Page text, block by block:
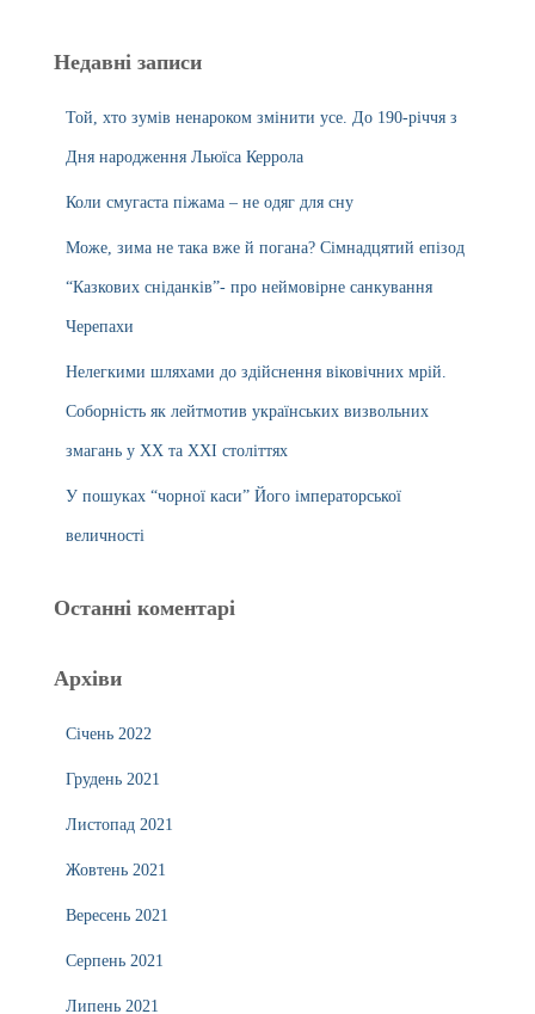
Недавні записи
Той, хто зумів ненароком змінити усе. До 190-річчя з
Дня народження Льюїса Керрола
Коли смугаста піжама – не одяг для сну
Може, зима не така вже й погана? Сімнадцятий епізод
“Казкових сніданків”- про неймовірне санкування
Черепахи
Нелегкими шляхами до здійснення віковічних мрій.
Соборність як лейтмотив українських визвольних
змагань у ХХ та ХХІ століттях
У пошуках “чорної каси” Його імператорської
величності
Останні коментарі
Архіви
Січень 2022
Грудень 2021
Листопад 2021
Жовтень 2021
Вересень 2021
Серпень 2021
Липень 2021